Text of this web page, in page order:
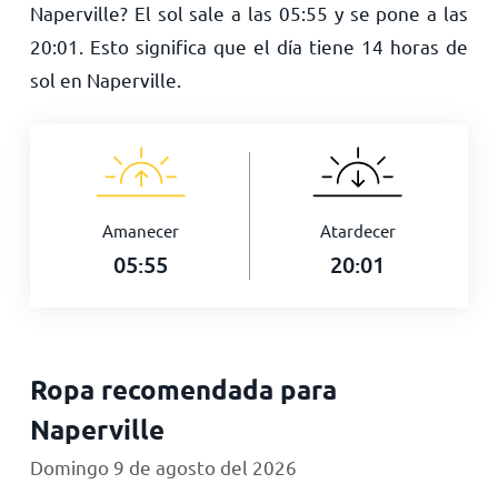
Naperville? El sol sale a las 05:55 y se pone a las
20:01
. Esto significa que el día tiene 14 horas de
sol en Naperville.
Amanecer
05:55
Atardecer
20:01
Ropa recomendada para
Naperville
Domingo 9 de agosto del 2026